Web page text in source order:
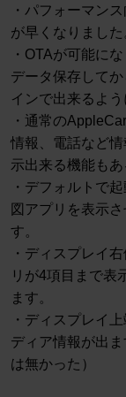
・パフォーマン
が早くなりました
・OTAが可能に
データ保存して
インで出来るよう
・通常の
情報、電話など
示出来る機能も
・デフォルトで
図アプリを表示
す。
・ディスプレイ
リが4項目まで表
ます。
・ディスプレイ
ディア情報が出
は無かった）